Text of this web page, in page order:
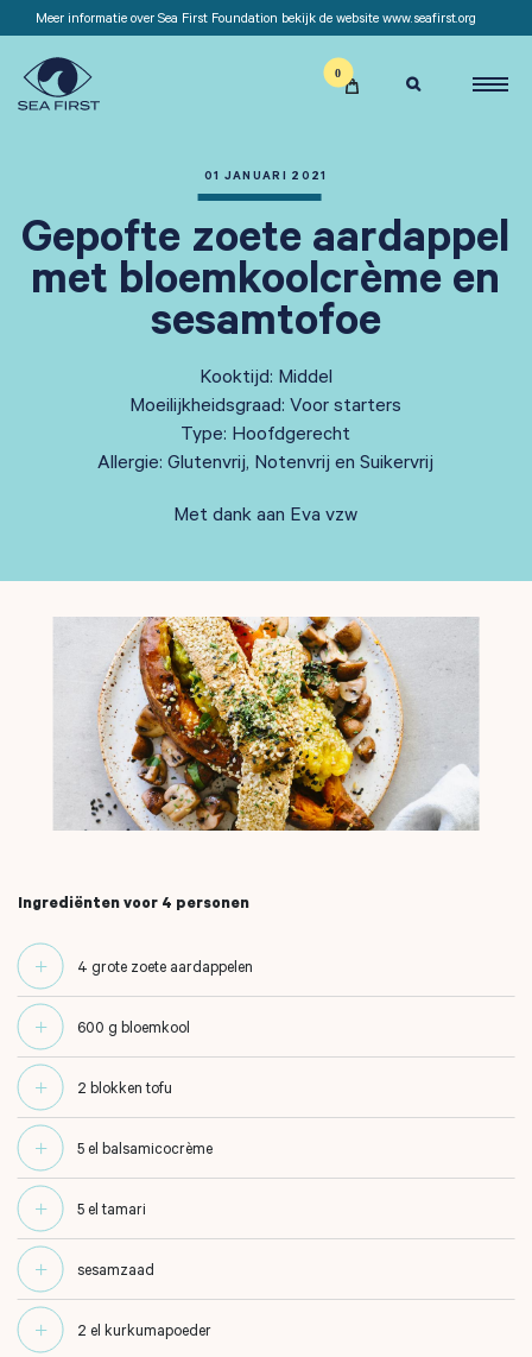
Meer informatie over Sea First Foundation bekijk de website www.seafirst.org

01 JANUARI 2021
Gepofte zoete aardappel
met bloemkoolcrème en
sesamtofoe
Kooktijd: Middel
Moeilijkheidsgraad: Voor starters
Type: Hoofdgerecht
Allergie: Glutenvrij, Notenvrij en Suikervrij
Met dank aan Eva vzw
Ingrediënten voor 4 personen
4 grote zoete aardappelen
600 g bloemkool
2 blokken tofu
5 el balsamicocrème
5 el tamari
sesamzaad
2 el kurkumapoeder